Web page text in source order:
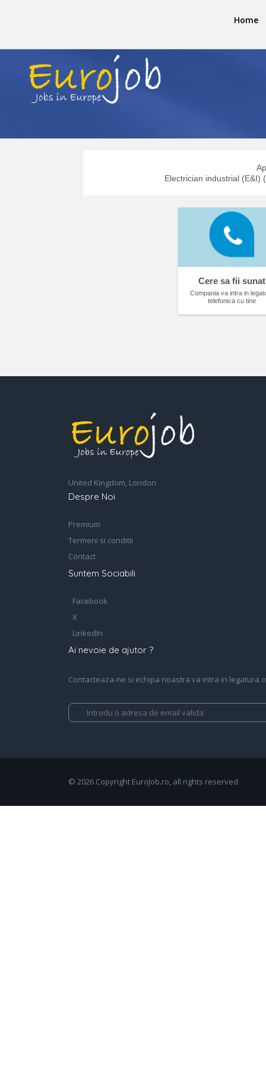
Home
Electrician industrial (E&I)
Cere sa fii sunat
Compania va intra in
telefonica cu tine
United Kingdom, London
Despre Noi
Premium
Termeni si conditii
Contact
Suntem Sociabili
Facebook
X
LinkedIn
Ai nevoie de ajutor ?
Contacteaza-ne si echipa noastra va intra in legatura
© 2026 Copyright EuroJob.ro, all rights reserved